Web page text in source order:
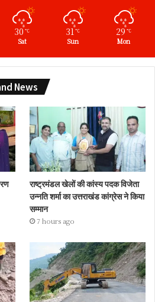
30℃
Sat
31℃
Sun
29℃
Mon
News
राष्ट्रमंडल खेलों की कांस्य पदक विजेता
उन्नति शर्मा का उत्तराखंड कांग्रेस ने किया
सम्मान
7 hours ago